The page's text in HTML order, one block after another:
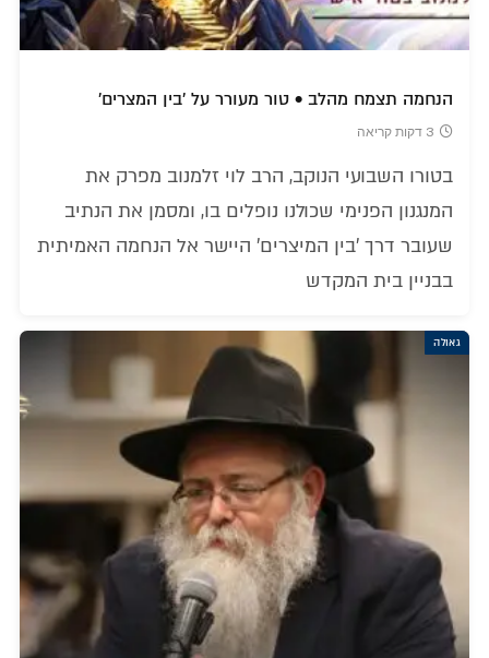
הנחמה תצמח מהלב • טור מעורר על 'בין המצרים'
3 דקות קריאה
בטורו השבועי הנוקב, הרב לוי זלמנוב מפרק את
המנגנון הפנימי שכולנו נופלים בו, ומסמן את הנתיב
שעובר דרך 'בין המיצרים' היישר אל הנחמה האמיתית
בבניין בית המקדש
גאולה